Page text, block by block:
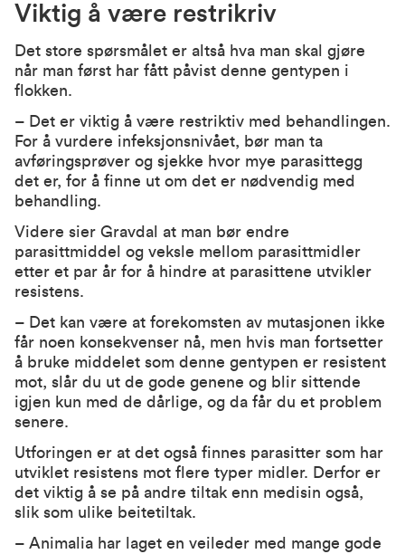
Viktig å være restrikriv
Det store spørsmålet er altså hva man skal gjøre
når man først har fått påvist denne gentypen i
flokken.
– Det er viktig å være restriktiv med behandlingen.
For å vurdere infeksjonsnivået, bør man ta
avføringsprøver og sjekke hvor mye parasittegg
det er, for å finne ut om det er nødvendig med
behandling.
Videre sier Gravdal at man bør endre
parasittmiddel og veksle mellom parasittmidler
etter et par år for å hindre at parasittene utvikler
resistens.
– Det kan være at forekomsten av mutasjonen ikke
får noen konsekvenser nå, men hvis man fortsetter
å bruke middelet som denne gentypen er resistent
mot, slår du ut de gode genene og blir sittende
igjen kun med de dårlige, og da får du et problem
senere.
Utforingen er at det også finnes parasitter som har
utviklet resistens mot flere typer midler. Derfor er
det viktig å se på andre tiltak enn medisin også,
slik som ulike beitetiltak.
– Animalia har laget en veileder med mange gode